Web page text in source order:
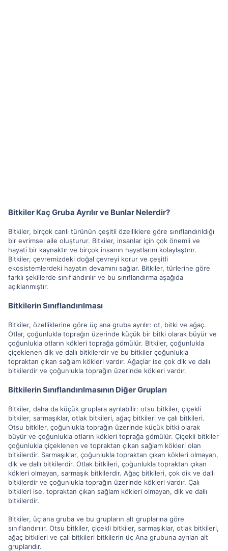
Bitkiler Kaç Gruba Ayrılır ve Bunlar Nelerdir?
Bitkiler, birçok canlı türünün çeşitli özelliklere göre sınıflandırıldığı
bir evrimsel aile oluşturur. Bitkiler, insanlar için çok önemli ve
hayati bir kaynaktır ve birçok insanın hayatlarını kolaylaştırır.
Bitkiler, çevremizdeki doğal çevreyi korur ve çeşitli
ekosistemlerdeki hayatın devamını sağlar. Bitkiler, türlerine göre
farklı şekillerde sınıflandırılır ve bu sınıflandırma aşağıda
açıklanmıştır.
Bitkilerin Sınıflandırılması
Bitkiler, özelliklerine göre üç ana gruba ayrılır: ot, bitki ve ağaç.
Otlar, çoğunlukla toprağın üzerinde küçük bir bitki olarak büyür ve
çoğunlukla otların kökleri toprağa gömülür. Bitkiler, çoğunlukla
çiçeklenen dik ve dallı bitkilerdir ve bu bitkiler çoğunlukla
topraktan çıkan sağlam kökleri vardır. Ağaçlar ise çok dik ve dallı
bitkilerdir ve çoğunlukla toprağın üzerinde kökleri vardır.
Bitkilerin Sınıflandırılmasının Diğer Grupları
Bitkiler, daha da küçük gruplara ayrılabilir: otsu bitkiler, çiçekli
bitkiler, sarmaşıklar, otlak bitkileri, ağaç bitkileri ve çalı bitkileri.
Otsu bitkiler, çoğunlukla toprağın üzerinde küçük bitki olarak
büyür ve çoğunlukla otların kökleri toprağa gömülür. Çiçekli bitkiler
çoğunlukla çiçeklenen ve topraktan çıkan sağlam kökleri olan
bitkilerdir. Sarmaşıklar, çoğunlukla topraktan çıkan kökleri olmayan,
dik ve dallı bitkilerdir. Otlak bitkileri, çoğunlukla topraktan çıkan
kökleri olmayan, sarmaşık bitkilerdir. Ağaç bitkileri, çok dik ve dallı
bitkilerdir ve çoğunlukla toprağın üzerinde kökleri vardır. Çalı
bitkileri ise, topraktan çıkan sağlam kökleri olmayan, dik ve dallı
bitkilerdir.
Bitkiler, üç ana gruba ve bu grupların alt gruplarına göre
sınıflandırılır. Otsu bitkiler, çiçekli bitkiler, sarmaşıklar, otlak bitkileri,
ağaç bitkileri ve çalı bitkileri bitkilerin üç Ana grubuna ayrılan alt
gruplarıdır.